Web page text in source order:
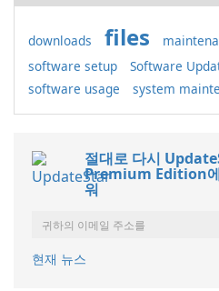
downloads files
software setup
Software
software usage
system
절대로 다시
Premium Edition에
워
현재 뉴스